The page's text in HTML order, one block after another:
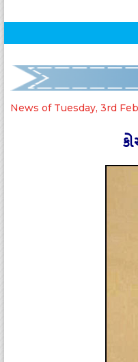
News of Tuesday, 3rd